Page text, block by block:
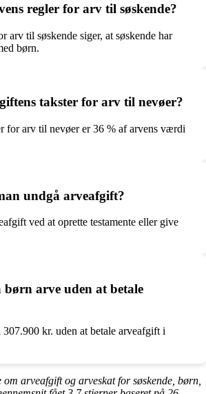
regler for arv til søskende?
arv til søskende siger, at søskende har
børn.
takster for arv til nevøer?
for arv til nevøer er 36 % af arvens værdi
undgå arveafgift?
ved at oprette testamente eller give
børn arve uden at betale
kr. uden at betale arveafgift i
arveafgift og arveskat for søskende, børn,